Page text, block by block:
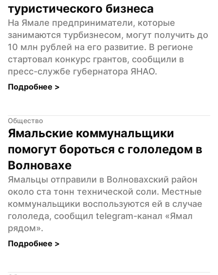
туристического бизнеса
На Ямале предприниматели, которые
занимаются турбизнесом, могут получить до
10 млн рублей на его развитие. В регионе
стартовал конкурс грантов, сообщили в
пресс-службе губернатора ЯНАО.
Подробнее >
Общество
Ямальские коммунальщики
помогут бороться с гололедом в
Волновахе
Ямальцы отправили в Волновахский район
около ста тонн технической соли. Местные
коммунальщики воспользуются ей в случае
гололеда, сообщил telegram-канал «Ямал
рядом».
Подробнее >